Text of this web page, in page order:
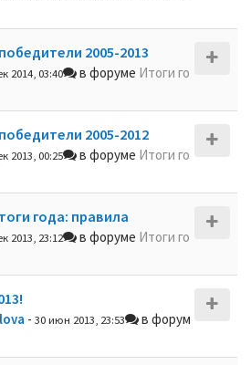
2005-2013
2014, 03:40 в форуме Итоги го
2005-2012
2013, 00:25 в форуме Итоги го
года: правила
2013, 23:12 в форуме Итоги го
- 30 июн 2013, 23:53
в форум